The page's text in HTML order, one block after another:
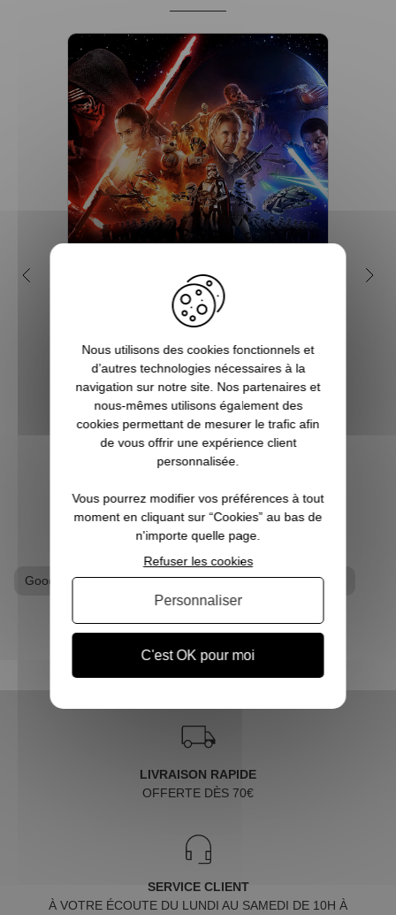
devenu une saga culte ?
l'une des franchises les plus populaires et
les plus rentables de toute l'histoire du
cinéma. Tout commence avec le premier
film, en réalité l'épisode 4 d'une
ennealogie, qui devient culte dès sa...
Goodies Star Wars T-shirt geek Tshirt Star Wars
LIVRAISON RAPIDE
OFFERTE DÈS 70€
SERVICE CLIENT
À VOTRE ÉCOUTE DU LUNDI AU SAMEDI DE 10H À
Nous utilisons des cookies fonctionnels et
d’autres technologies nécessaires à la
navigation sur notre site. Nos partenaires et
nous-mêmes utilisons également des
cookies permettant de mesurer le trafic afin
de vous offrir une expérience client
personnalisée.
Vous pourrez modifier vos préférences à tout
moment en cliquant sur “Cookies” au bas de
n'importe quelle page.
C'est OK pour moi
Refuser les cookies
Personnaliser